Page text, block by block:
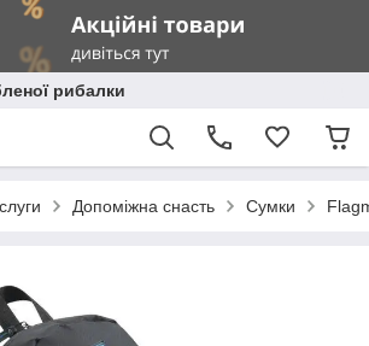
рибалки
Допоміжна снасть Сумки